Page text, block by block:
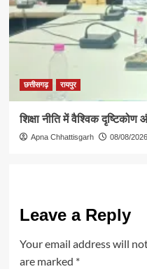
छत्तीसगढ़ रायपुर
शिक्षा नीति में वैश्विक
Apna Chhattisgarh 08/08/2026
Leave a Reply
Your email address will
are marked *